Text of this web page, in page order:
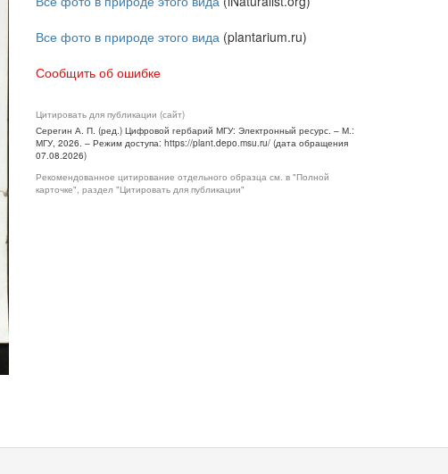
Все фото в природе этого вида (plantarium.ru)
Сообщить об ошибке
Цитировать для публикации (сайт)
Серегин А. П. (ред.) Цифровой гербарий МГУ: Электронный ресурс. – М.:
МГУ, 2026. – Режим доступа: https://plant.depo.msu.ru/ (дата обращения
07.08.2026)
Рекомендованное цитирование отдельного образца см. в "Полной
карточке", раздел "Цитировать для публикации"